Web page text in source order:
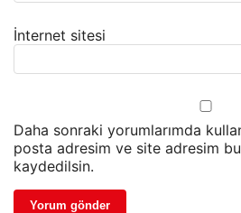
İnternet sitesi
Daha sonraki yorumlarımda
posta adresim ve site adresim bu
kaydedilsin.